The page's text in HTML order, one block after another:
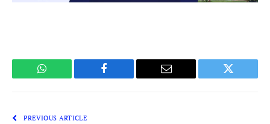
WhatsApp Facebook Email Twitter
PREVIOUS ARTICLE